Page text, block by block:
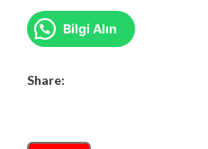
Bilgi Alın
Share: